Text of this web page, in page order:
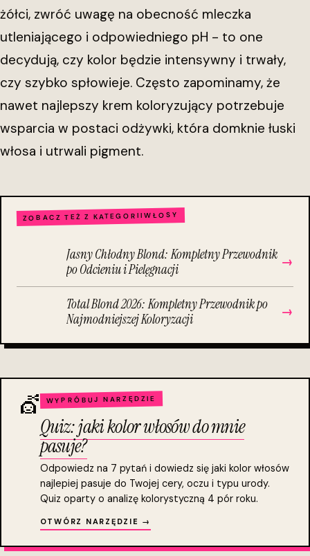
żółci, zwróć uwagę na obecność mleczka
utleniającego i odpowiedniego pH - to one
decydują, czy kolor będzie intensywny i trwały,
czy szybko spłowieje. Często zapominamy, że
nawet najlepszy krem koloryzujący potrzebuje
wsparcia w postaci odżywki, która domknie łuski
włosa i utrwali pigment.
ZOBACZ TEŻ Z KATEGORIIWŁOSY
Jasny Chłodny Blond: Kompletny Przewodnik
po Odcieniu i Pielęgnacji
→
Total Blond 2026: Kompletny Przewodnik po
Najmodniejszej Koloryzacji
→
💇 WYPRÓBUJ NARZĘDZIE
Quiz: jaki kolor włosów do mnie
pasuje?
Odpowiedz na 7 pytań i dowiedz się jaki kolor włosów
najlepiej pasuje do Twojej cery, oczu i typu urody.
Quiz oparty o analizę kolorystyczną 4 pór roku.
OTWÓRZ NARZĘDZIE →